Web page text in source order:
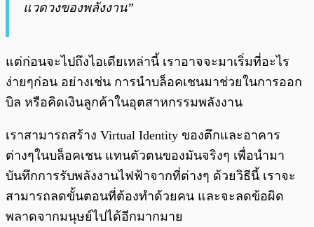
แวดวงของพลังงาน”
แต่ก่อนจะไปถึงไอเดียเหล่านี้ เราอาจจะมาเริ่มที่อะไร
ง่ายๆก่อน อย่างเช่น การนำบล็อคเชนมาช่วยในการออก
บิล หรือคิดเงินลูกค้าในอุตสาหกรรมพลังงาน
เราสามารถสร้าง Virtual Identity ของตึกและอาคาร
ต่างๆในบล็อคเชน แทนตัวตนของมันจริงๆ เพื่อนำมา
บันทึกการรับพลังงานไฟฟ้าจากที่ต่างๆ ด้วยวิธีนี้ เราจะ
สามารถลดขั้นตอนที่ต้องทำด้วยคน และจะลดข้อผิด
พลาดจากมนุษย์ไปได้อีกมากมาย